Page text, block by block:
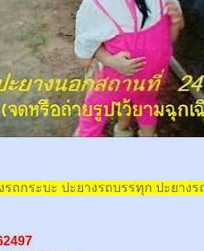
ถกระบะ ปะยางรถบรรทุก ปะยาง